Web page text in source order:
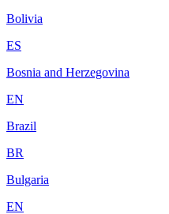
Bolivia
ES
Bosnia and Herzegovina
EN
Brazil
BR
Bulgaria
EN